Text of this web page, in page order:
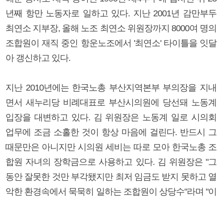
년째 항만 노동자로 일하고 있다. 지난 2001년 감만부두
최연소 지부장, 올해 노조 최연소 위원장까지 8000여 명의
조합원이 재직 중인 항운노조에서 '최연소' 타이틀을 잇달
아 갱신하고 있다.
지난 2010년에는 한국노총 부산지역본부 부의장을 지내
면서 새누리당 비례대표로 부산시의원에 당선돼 노동계
입장을 대변하고 있다. 김 위원장은 노동계 일로 시의회
업무에 조금 소홀한 것이 항상 마음에 걸린다. 반드시 그
때문만은 아니지만 시의원 세비는 따로 모아 한국노총 조
합원 자녀의 장학금으로 사용하고 있다. 김 위원장은 "그
동안 잘못한 것만 부각됐지만 최저 임금도 받지 못하고 열
악한 환경속에서 묵묵히 일하는 조합원이 상당수"라며 "이